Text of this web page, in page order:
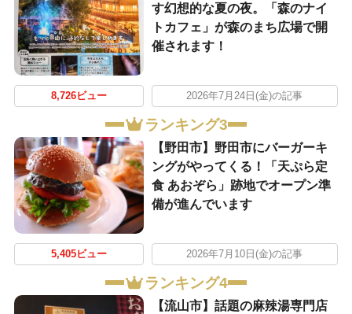
す幻想的な夏の夜。「森のナイ
トカフェ」が森のまち広場で開
催されます！
8,726ビュー 2026年7月24日(金)の記事
ランキング3
【野田市】野田市にバーガーキ
ングがやってくる！「天ぷら定
食 あおぞら」跡地でオープン準
備が進んでいます
5,405ビュー 2026年7月10日(金)の記事
ランキング4
【流山市】話題の麻辣湯専門店